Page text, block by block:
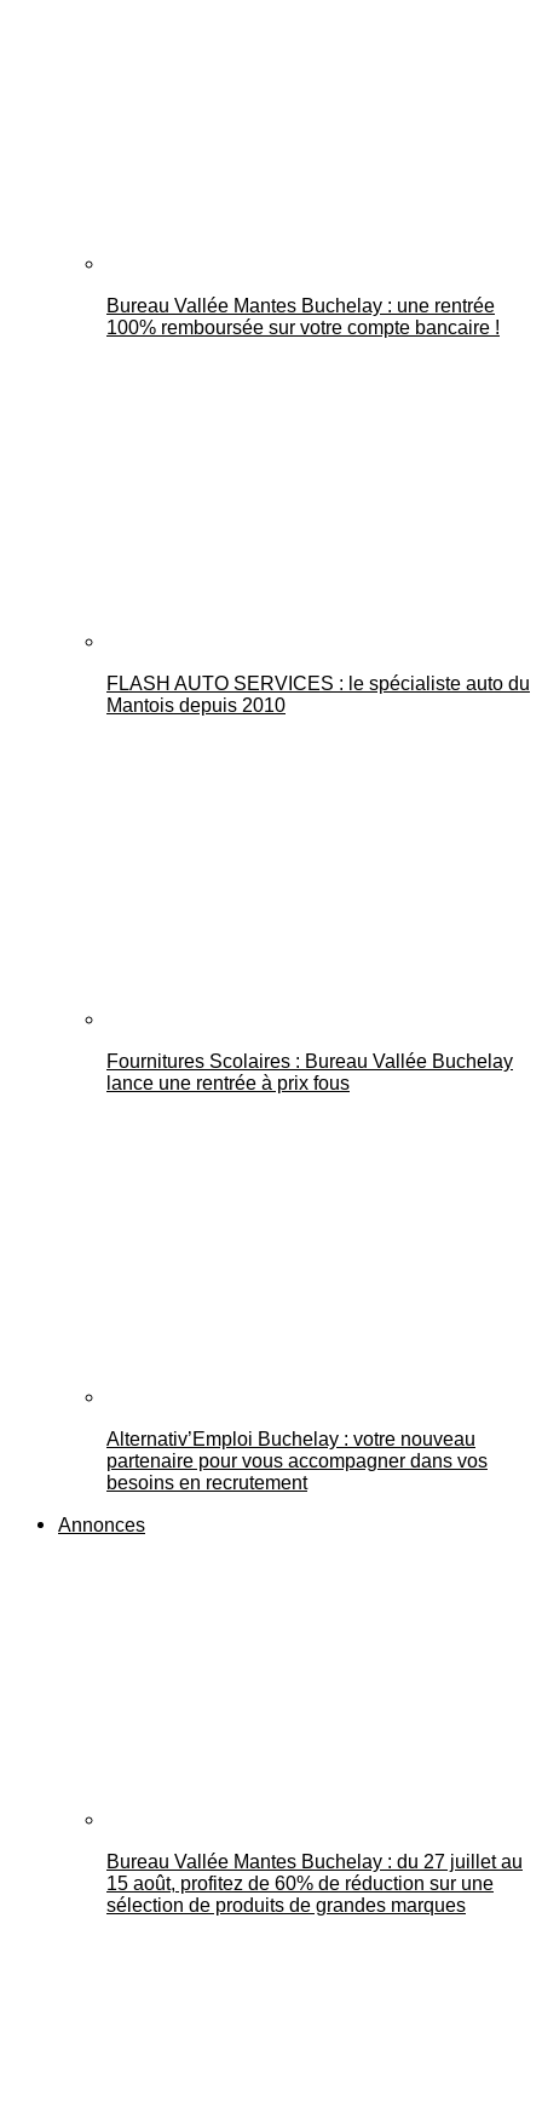
Bureau Vallée Mantes Buchelay : une rentrée
100% remboursée sur votre compte bancaire !
FLASH AUTO SERVICES : le spécialiste auto du
Mantois depuis 2010
Fournitures Scolaires : Bureau Vallée Buchelay
lance une rentrée à prix fous
Alternativ’Emploi Buchelay : votre nouveau
partenaire pour vous accompagner dans vos
besoins en recrutement
Annonces
Bureau Vallée Mantes Buchelay : du 27 juillet au
15 août, profitez de 60% de réduction sur une
sélection de produits de grandes marques